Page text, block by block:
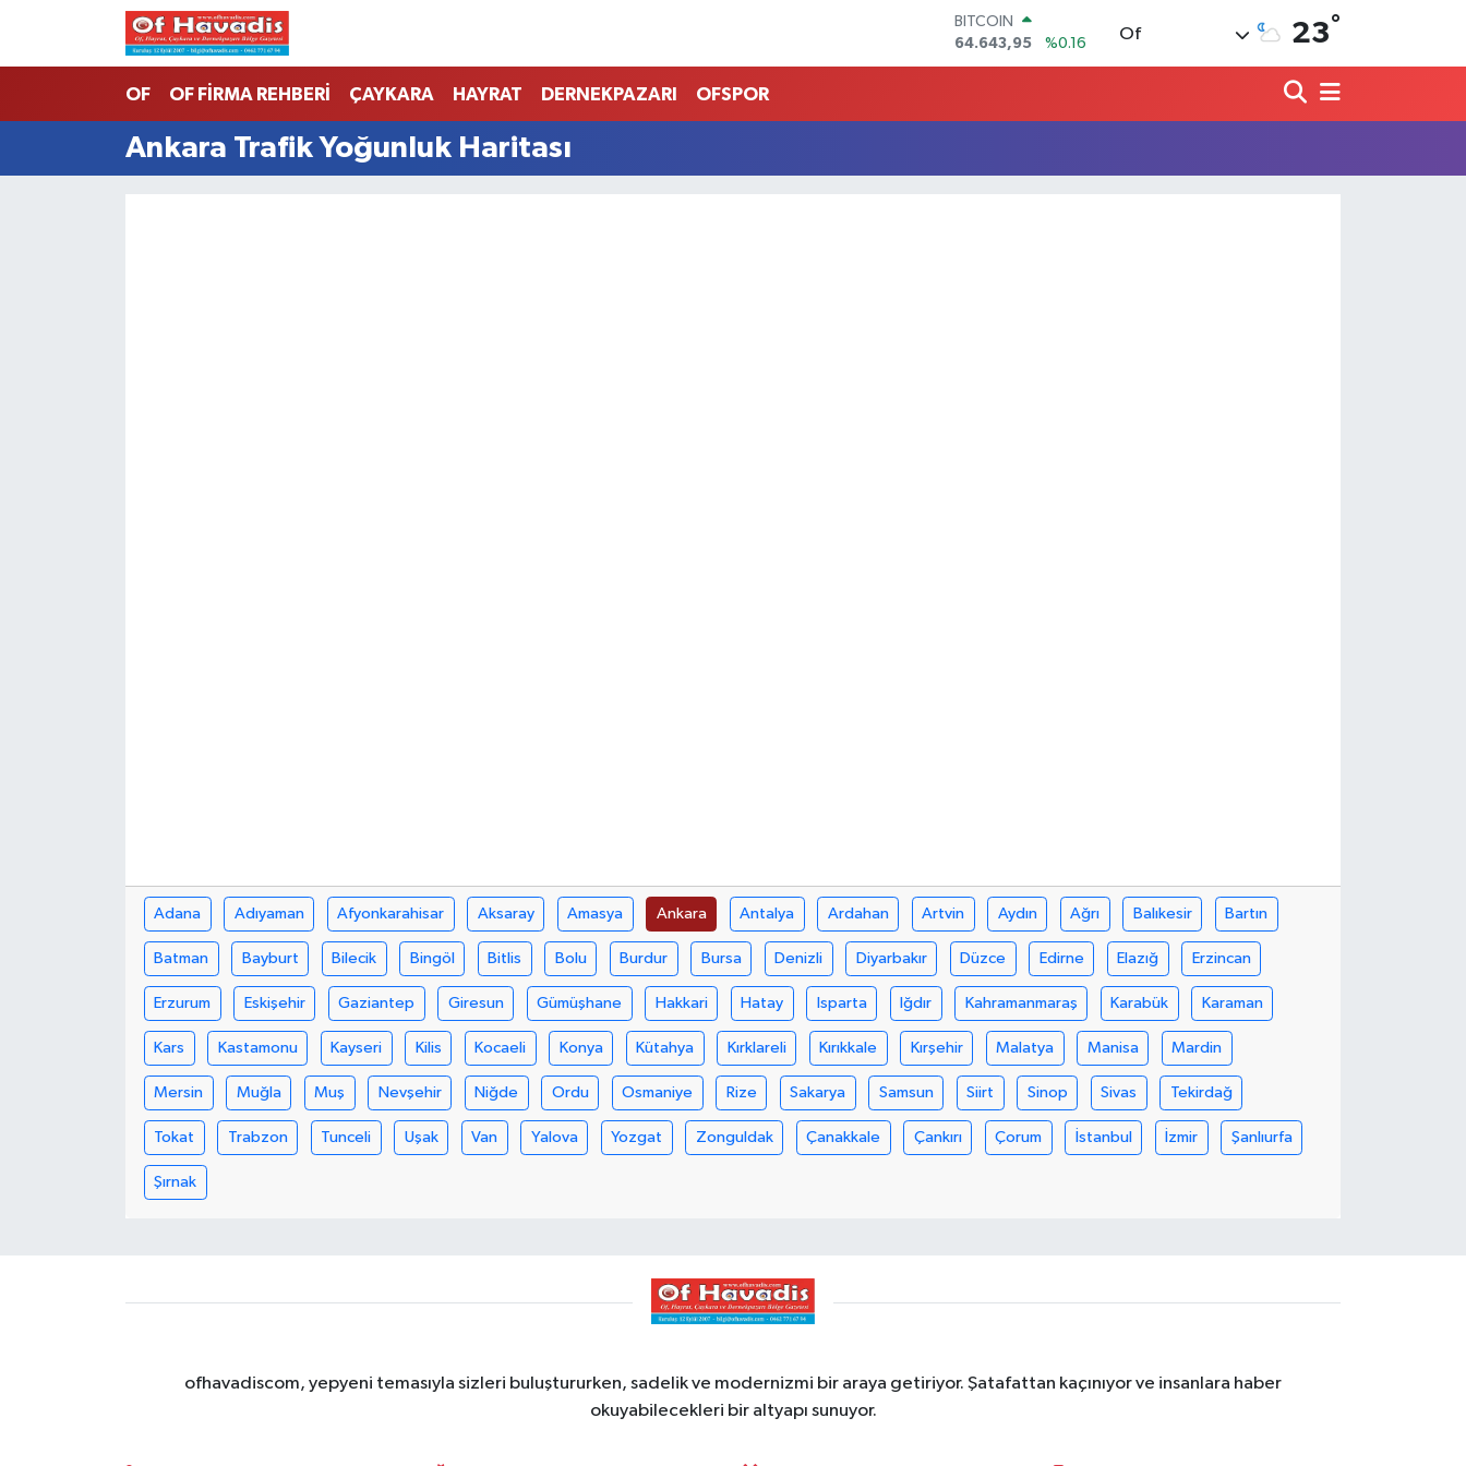
BITCOIN
64.643,95
%0.16
DOLAR
64,2143
%0
Of 23°
OF OF FİRMA REHBERİ ÇAYKARA HAYRAT DERNEKPAZARI OFSPOR
Ankara Trafik Yoğunluk Haritası
Adana Adıyaman Afyonkarahisar Aksaray Amasya Ankara Antalya Ardahan Artvin Aydın Ağrı Balıkesir Bartın
Batman Bayburt Bilecik Bingöl Bitlis Bolu Burdur Bursa Denizli Diyarbakır Düzce Edirne Elazığ Erzincan
Erzurum Eskişehir Gaziantep Giresun Gümüşhane Hakkari Hatay Isparta Iğdır Kahramanmaraş Karabük Karaman
Kars Kastamonu Kayseri Kilis Kocaeli Konya Kütahya Kırklareli Kırıkkale Kırşehir Malatya Manisa Mardin
Mersin Muğla Muş Nevşehir Niğde Ordu Osmaniye Rize Sakarya Samsun Siirt Sinop Sivas Tekirdağ
Tokat Trabzon Tunceli Uşak Van Yalova Yozgat Zonguldak Çanakkale Çankırı Çorum İstanbul İzmir Şanlıurfa
Şırnak
ofhavadiscom, yepyeni temasıyla sizleri buluştururken, sadelik ve modernizmi bir araya getiriyor. Şatafattan kaçınıyor ve insanlara haber
okuyabilecekleri bir altyapı sunuyor.
Trabzon Nöbetçi Eczaneler
Trabzon Hava Durumu